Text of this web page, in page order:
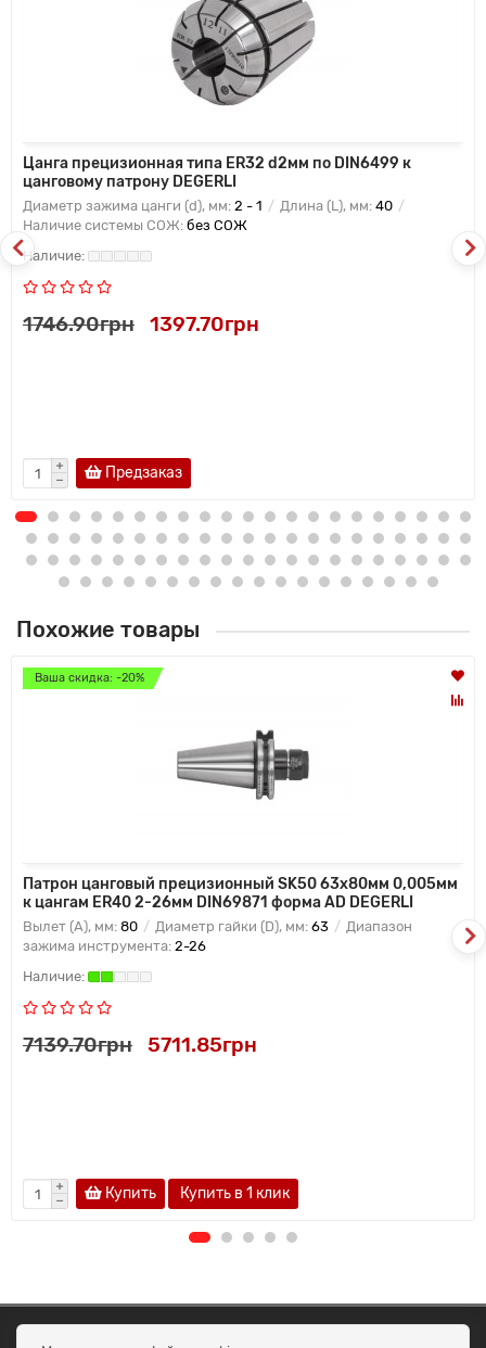
Цанга прецизионная типа ER32 d2мм по DIN6499 к
цанговому патрону DEGERLI
Диаметр зажима цанги (d), мм: 2 - 1 Длина (L), мм: 40
Наличие системы СОЖ: без СОЖ
1746.90грн 1397.70грн
Предзаказ
Похожие товары
Ваша скидка: -20%
Патрон цанговый прецизионный SK50 63x80мм 0,005мм
к цангам ER40 2-26мм DIN69871 форма AD DEGERLI
Вылет (A), мм: 80 Диаметр гайки (D), мм: 63
Диапазон
зажима инструмента: 2-26
7139.70грн 5711.85грн
Купить Купить в 1 клик
ОКЕАН ТРЕЙД